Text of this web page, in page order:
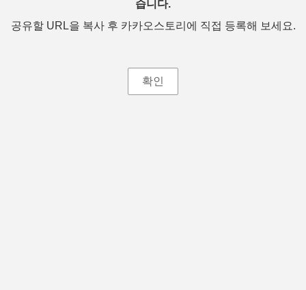
습니다.
공유할 URL을 복사 후 카카오스토리에 직접 등록해 보세요.
확인